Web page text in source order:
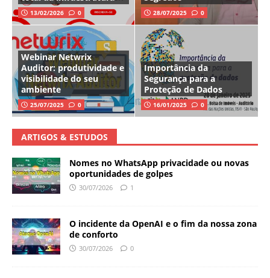
13/02/2026 0 28/07/2025 0
Webinar Netwrix
Auditor: produtividade e
visibilidade do seu
ambiente
25/07/2025 0
Importância da
Segurança para a
Proteção de Dados
16/01/2025 0
ARTIGOS & ESTUDOS
Nomes no WhatsApp privacidade ou novas
oportunidades de golpes
30/07/2026 1
O incidente da OpenAI e o fim da nossa zona
de conforto
30/07/2026 0